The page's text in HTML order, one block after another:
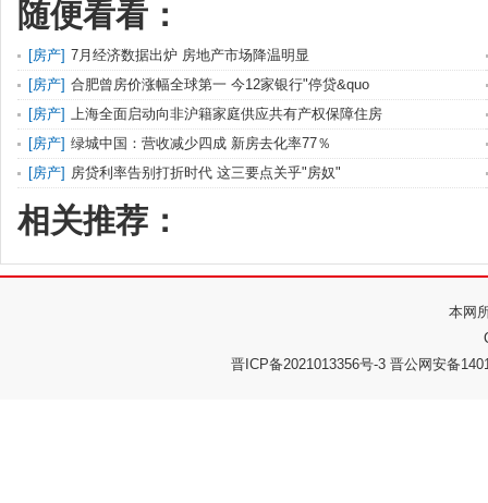
随便看看：
[房产] 7月经济数据出炉 房地产市场降温明显
[房产] 合肥曾房价涨幅全球第一 今12家银行"停贷&quo
[房产] 上海全面启动向非沪籍家庭供应共有产权保障住房
[房产] 绿城中国：营收减少四成 新房去化率77％
[房产] 房贷利率告别打折时代 这三要点关乎"房奴"
相关推荐：
本网
晋ICP备2021013356号-3 晋公网安备